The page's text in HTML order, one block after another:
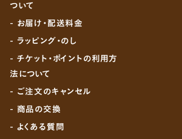
ついて
- お届け・配送料金
- ラッピング・のし
- チケット・ポイントの利用方
法について
- ご注文のキャンセル
- 商品の交換
- よくある質問